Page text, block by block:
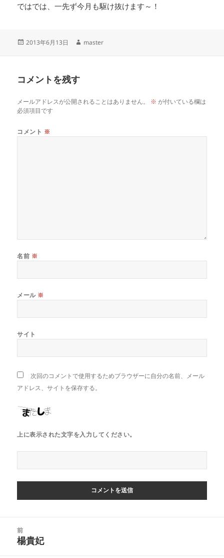
ではでは、一先ず今月も駆け抜けます～！
投
2013年6月13日
作
master
コメントを残す
メールアドレスが公開されることはありません。 ※ が付いている欄は
必須項目です
コメント ※
名前 ※
メール ※
サイト
次回のコメントで使用するためブラウザーに自分の名前、メール
アドレス、サイトを保存する。
上に表示された文字を入力してください。
前
前
楊貴妃